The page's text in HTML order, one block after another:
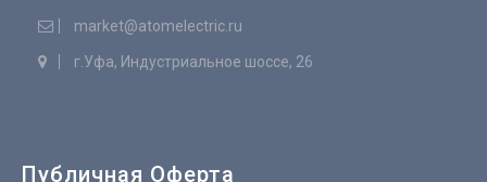
market@atomelectric.ru
г.Уфа, Индустриальное шоссе, 26
Публичная Оферта